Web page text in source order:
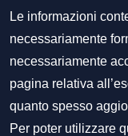
Le informazioni
necessariamente
necessariamente
pagina relativa
quanto spesso
Per poter utilizzare